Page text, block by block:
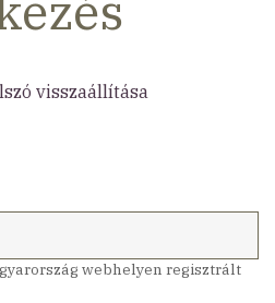
visszaállítása
webhelyen regisztrált